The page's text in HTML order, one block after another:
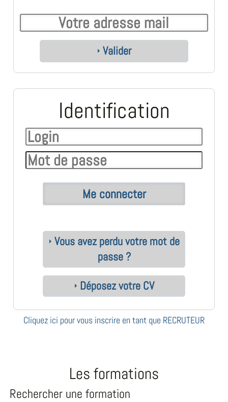
Valider
Identification
Vous avez perdu votre mot de
passe ?
Déposez votre CV
Cliquez ici pour vous inscrire en tant que RECRUTEUR
Les formations
Rechercher une formation